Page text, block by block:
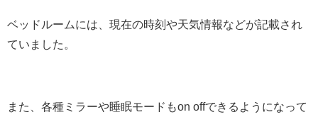
ベッドルームには、現在の時刻や天気情報などが記載され
ていました。
また、各種ミラーや睡眠モードもon offできるようになって